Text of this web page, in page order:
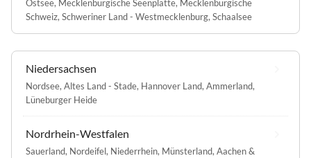
Ostsee, Mecklenburgische Seenplatte, Mecklenburgische
Schweiz, Schweriner Land - Westmecklenburg, Schaalsee
Niedersachsen
Nordsee, Altes Land - Stade, Hannover Land, Ammerland,
Lüneburger Heide
Nordrhein-Westfalen
Sauerland, Nordeifel, Niederrhein, Münsterland, Aachen &